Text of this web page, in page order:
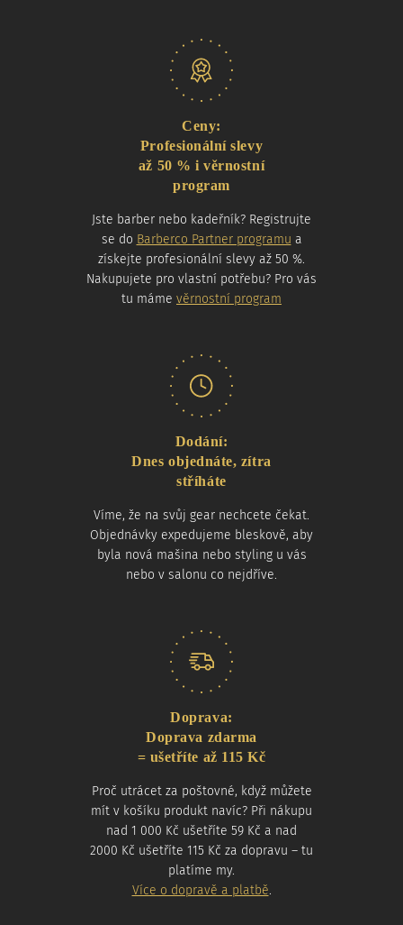
Ceny:
Profesionální slevy
až 50 % i věrnostní
program
Jste barber nebo kadeřník? Registrujte
se do Barberco Partner programu a
získejte profesionální slevy až 50 %.
Nakupujete pro vlastní potřebu? Pro vás
tu máme věrnostní program
Dodání:
Dnes objednáte, zítra
stříháte
Víme, že na svůj gear nechcete čekat.
Objednávky expedujeme bleskově, aby
byla nová mašina nebo styling u vás
nebo v salonu co nejdříve.
Doprava:
Doprava zdarma
= ušetříte až 115 Kč
Proč utrácet za poštovné, když můžete
mít v košíku produkt navíc? Při nákupu
nad 1 000 Kč ušetříte 59 Kč a nad
2000 Kč ušetříte 115 Kč za dopravu – tu
platíme my.
Více o dopravě a platbě.